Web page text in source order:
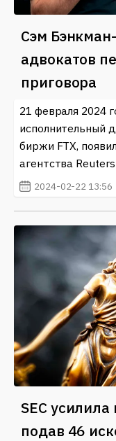
Сэм
адвокатов
приговора
21 февраля 2024
исполнительный
биржи FTX,
агентства
2024-02-22 13:56
SEC
подав 46